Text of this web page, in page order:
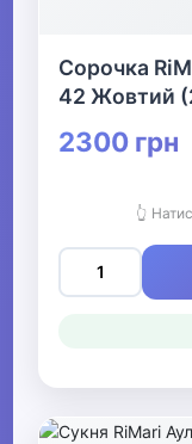
Сорочка
42 Жовтий
2300 грн
👆